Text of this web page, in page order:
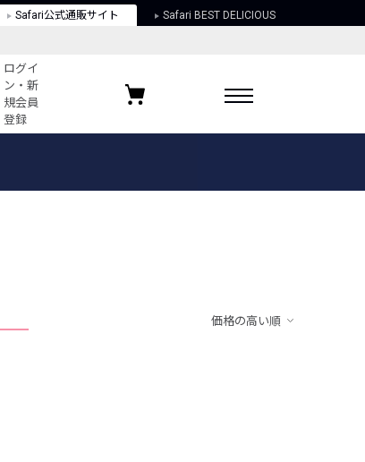
Safari公式通販サイト Safari BEST DELICIOUS
ログイ
ン・新
規会員
登録
お気に入りブランド
価格の高い順